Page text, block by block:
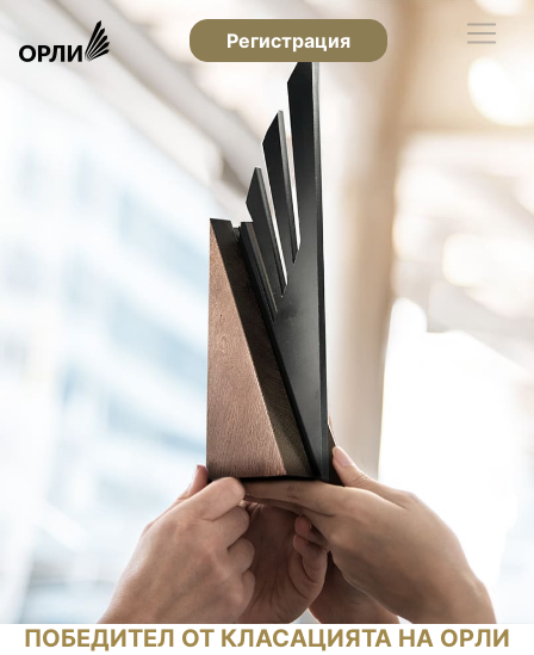
Регистрация
ПОБЕДИТЕЛ ОТ КЛАСАЦИЯТА НА ОРЛИ